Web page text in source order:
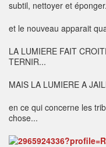
subtil, nettoyer et
et le nouveau apparait
LA LUMIERE FAIT
TERNIR...
MAIS LA LUMIERE A
en ce qui concerne les
chose...